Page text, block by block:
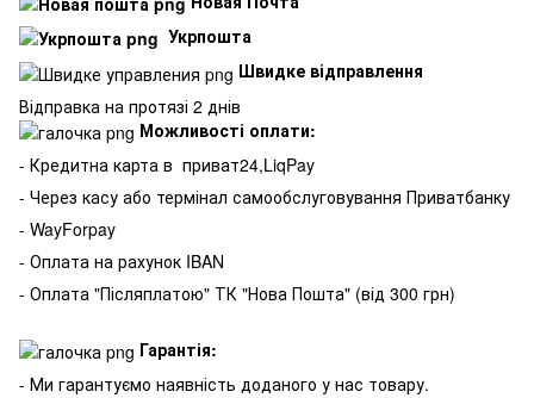
Укрпошта
Швидке відправлення
Відправка на протязі 2 днів
Можливості оплати:
- Кредитна карта в приват24,LiqPay
- Через касу або термінал самообслуговування Приватбанку
- WayForpay
- Оплата на рахунок IBAN
- Оплата "Післяплатою" ТК "Нова Пошта" (від 300 грн)
Гарантія:
- Ми гарантуємо наявність доданого у нас товару.